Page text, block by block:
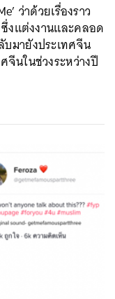
ว่าด้วยเรื่องราว
งแต่งงานและคลอด
มายังประเทศจีน
นในช่วงระหว่างปี